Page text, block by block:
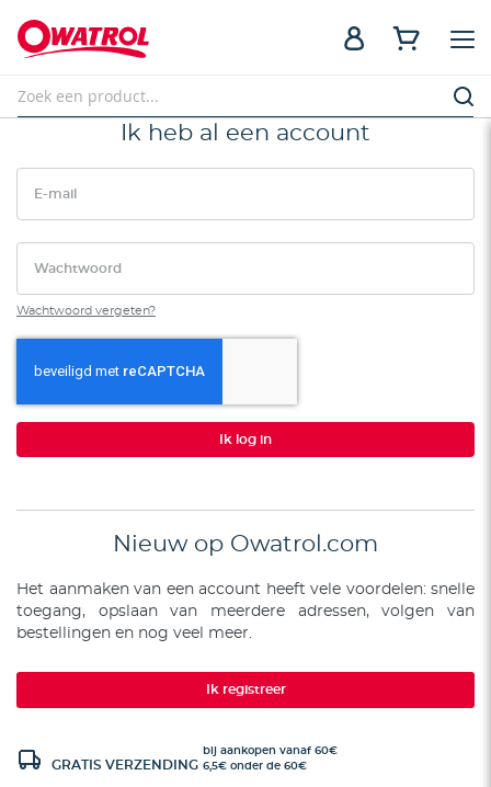
Ik heb al een account
E-mail
Wachtwoord
Wachtwoord vergeten?
Ik log in
Nieuw op Owatrol.com
Het aanmaken van een account heeft vele voordelen: snelle
toegang, opslaan van meerdere adressen, volgen van
bestellingen en nog veel meer.
Ik registreer
GRATIS VERZENDING
bij aankopen vanaf 60€
6,5€ onder de 60€